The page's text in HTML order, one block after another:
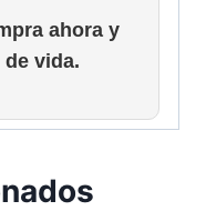
ahora y
vida.